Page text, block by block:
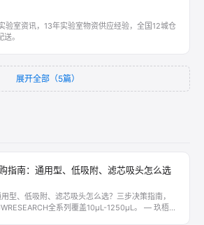
室资讯，13年实验室物资供应经验，全国12城仓
。
展开全部（5篇）
指南：通用型、低吸附、滤芯吸头怎么选
型、低吸附、滤芯吸头怎么选？三步决策指南，
全系列覆盖10μL-1250μL。 — 玖梧供